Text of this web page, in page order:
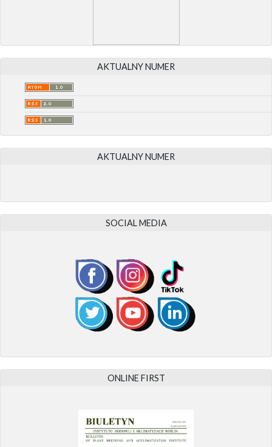
AKTUALNY NUMER
AKTUALNY NUMER
SOCIAL MEDIA
ONLINE FIRST